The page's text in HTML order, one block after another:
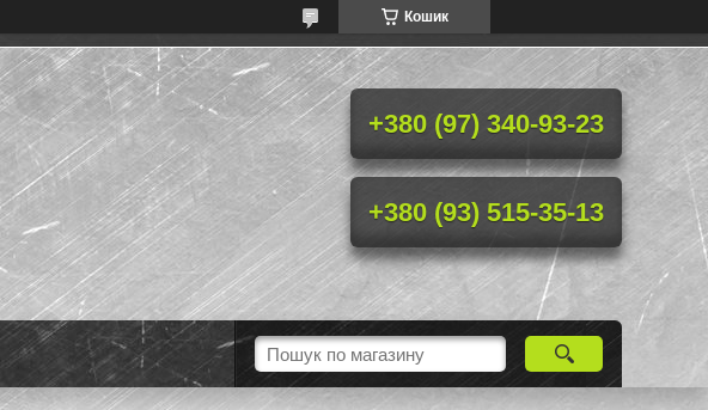
Кошик
+380 (97) 340-93-23
+380 (93) 515-35-13